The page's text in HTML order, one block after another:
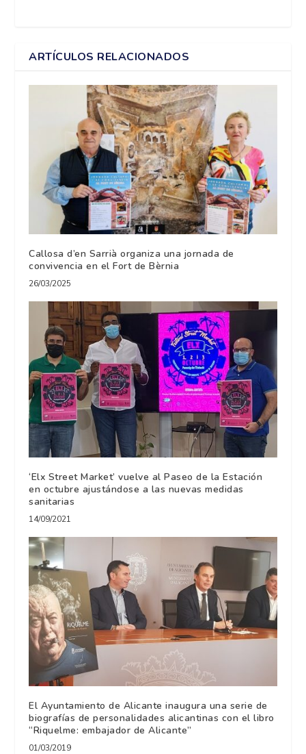
ARTÍCULOS RELACIONADOS
Callosa d’en Sarrià organiza una jornada de
convivencia en el Fort de Bèrnia
26/03/2025
‘Elx Street Market’ vuelve al Paseo de la Estación
en octubre ajustándose a las nuevas medidas
sanitarias
14/09/2021
El Ayuntamiento de Alicante inaugura una serie de
biografías de personalidades alicantinas con el libro
“Riquelme: embajador de Alicante”
01/03/2019